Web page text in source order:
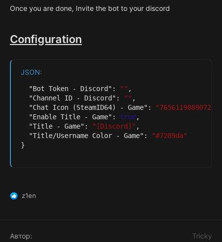
Once you are done, Invite the bot to your discord
Configuration
JSON:
"Bot Token - Discord" : "" ,
"Channel ID - Discord" : "" ,
"Chat Icon (SteamID64) - Game" :
"Enable Title - Game" : true,
"Title - Game" : "[Discord]" ,
"Title/Username Color - Game" :
"#7289da"
}
Р
ц
z1en
Автор
Tricky